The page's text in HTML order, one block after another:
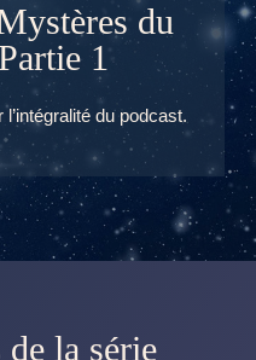
1
du podcast.
de la série